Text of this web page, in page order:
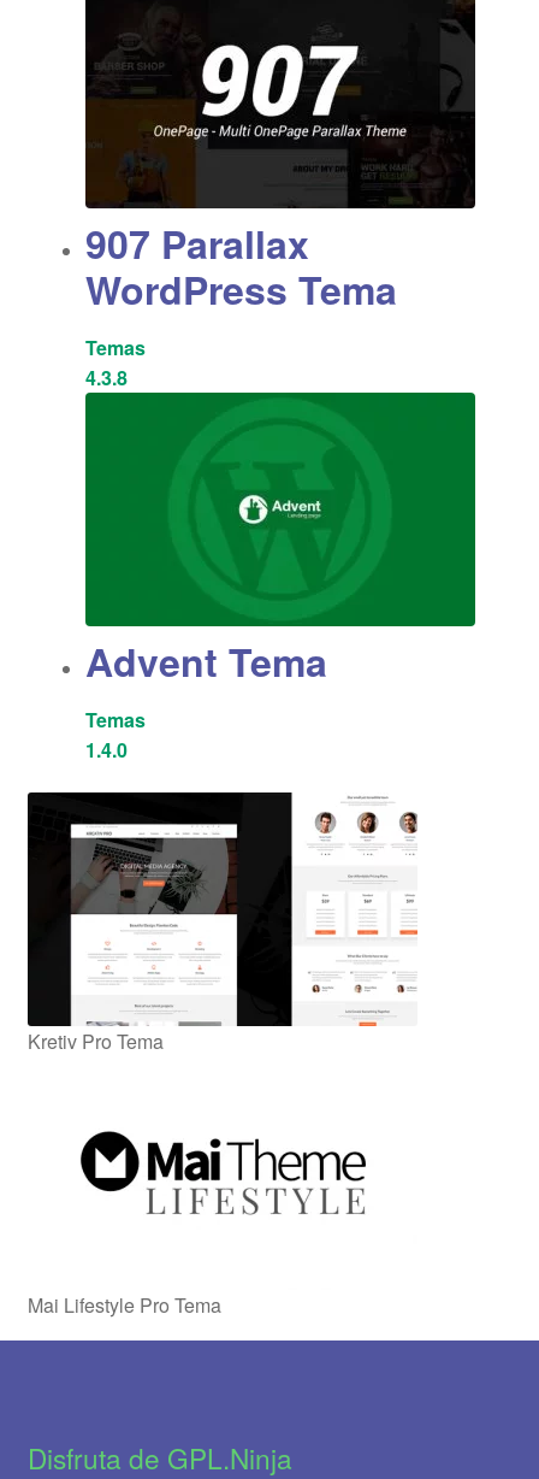
907 Parallax
WordPress Tema
Temas
4.3.8
Advent Tema
Temas
1.4.0
Kretiv Pro Tema
Mai Lifestyle Pro Tema
Disfruta de GPL.Ninja